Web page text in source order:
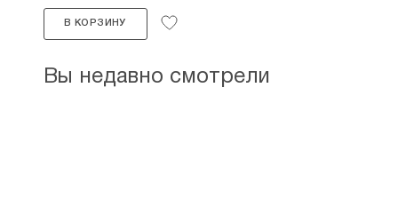
В КОРЗИНУ
Вы недавно смотрели